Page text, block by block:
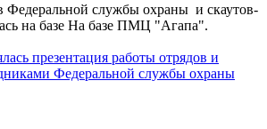
Федеральной службы охраны и скаутов-
на базе На базе ПМЦ "Агапа".